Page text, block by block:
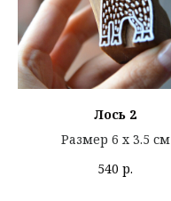
Лось 2
Размер 6 х 3.5 см
540 р.